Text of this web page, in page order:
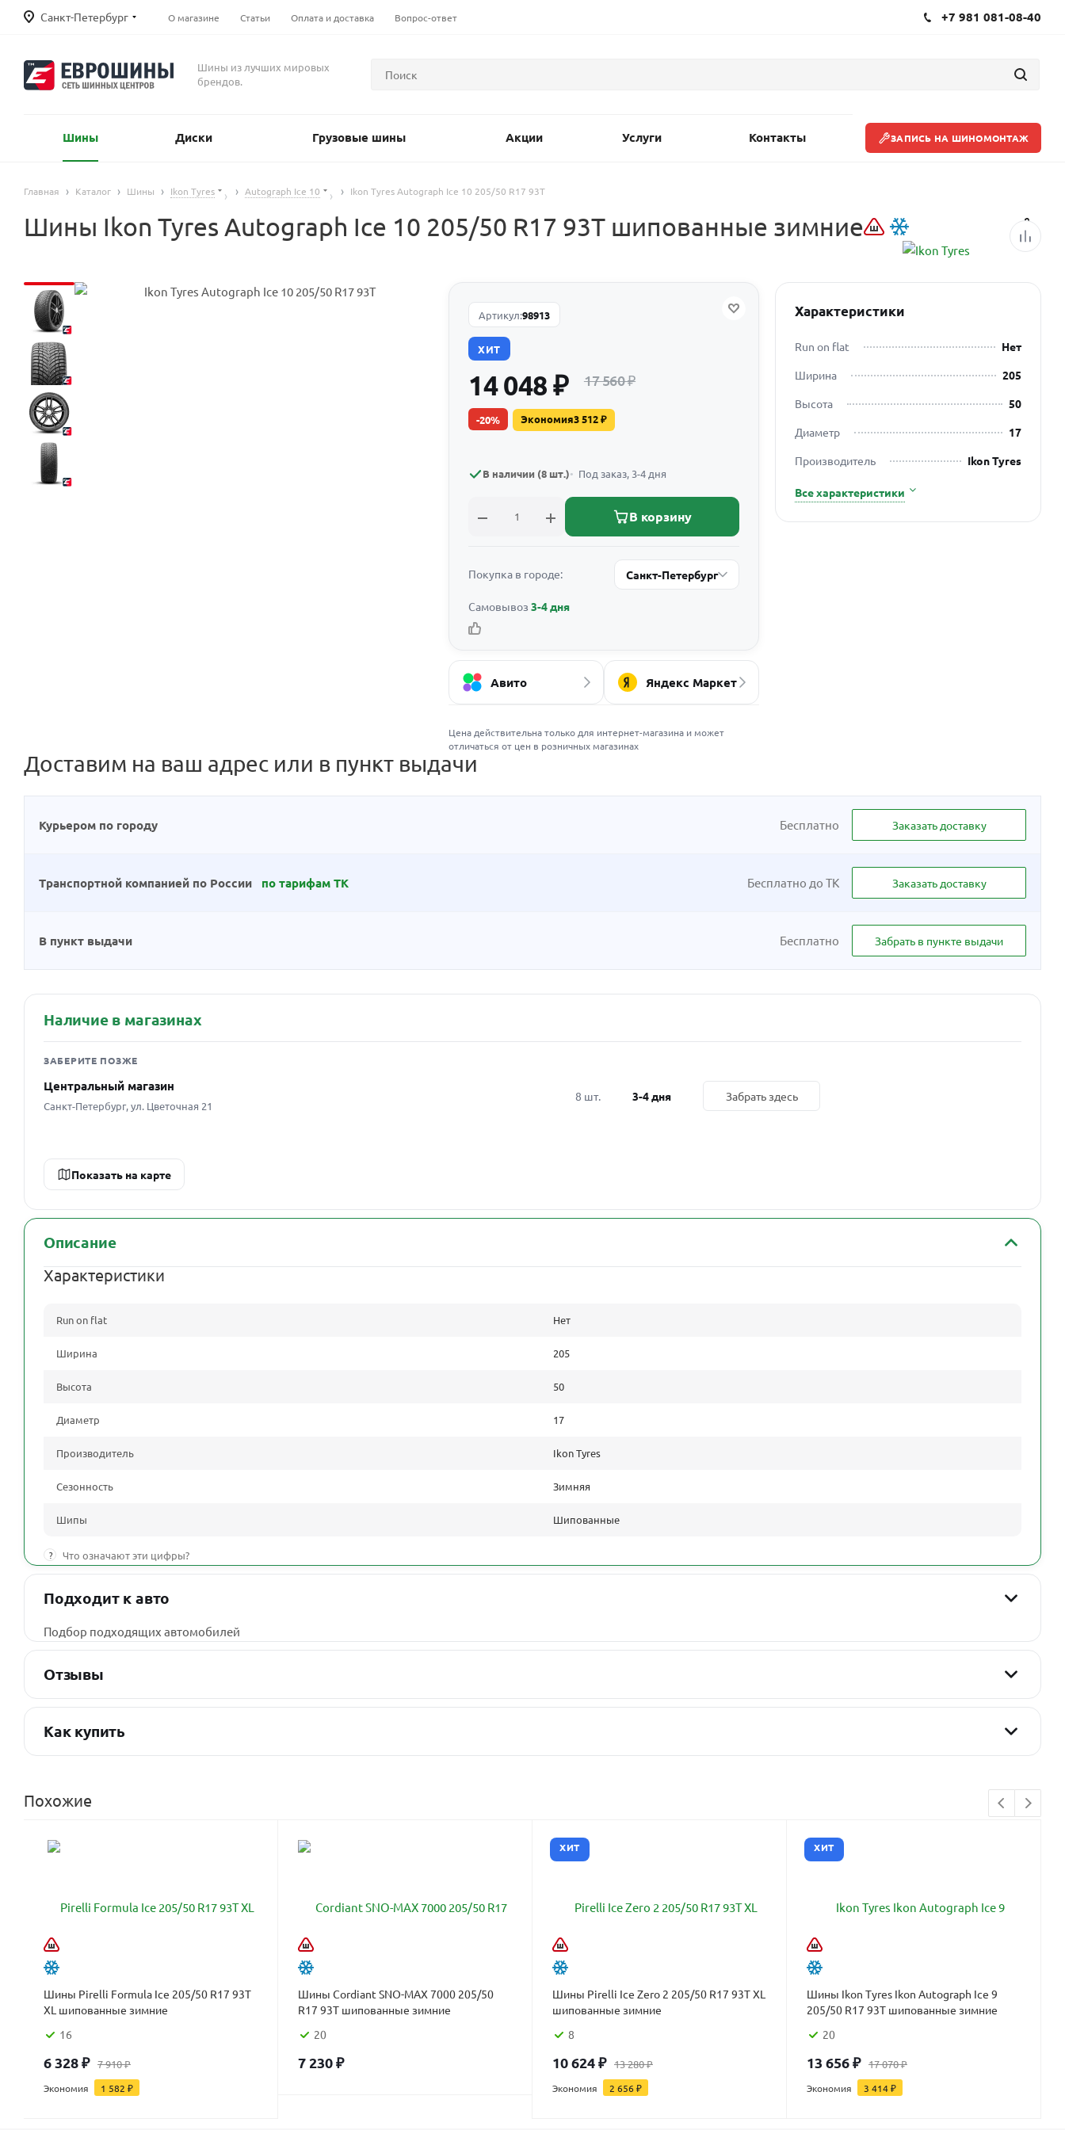
Санкт-Петербург О магазине Статьи Оплата и доставка Вопрос-ответ +7 981 081-08-40
Шины из лучших мировых
брендов.
Шины Диски Грузовые шины Акции Услуги Контакты ЗАПИСЬ НА ШИНОМОНТАЖ
Главная Каталог Шины Ikon Tyres Autograph Ice 10 Ikon Tyres Autograph Ice 10 205/50 R17 93T
Шины Ikon Tyres Autograph Ice 10 205/50 R17 93T шипованные зимние
Артикул:98913
ХИТ
14 048₽ 17 560₽
-20% Экономия3 512₽
В наличии (8 шт.) Под заказ, 3-4 дня
В корзину
Покупка в городе: Санкт-Петербург
Самовывоз3-4 дня
Авито Яндекс Маркет
Цена действительна только для интернет-магазина и может
отличаться от цен в розничных магазинах
Характеристики
Run on flat
Нет
Ширина
205
Высота
50
Диаметр
17
Производитель
Ikon Tyres
Все характеристики
Доставим на ваш адрес или в пункт выдачи
Курьером по городу Бесплатно Заказать доставку
Транспортной компанией по России по тарифам ТК Бесплатно до ТК Заказать доставку
В пункт выдачи Бесплатно Забрать в пункте выдачи
Наличие в магазинах
ЗАБЕРИТЕ ПОЗЖЕ
Центральный магазин
Санкт-Петербург, ул. Цветочная 21
8 шт. 3-4 дня Забрать здесь
Показать на карте
Описание
Характеристики
Run on flat Нет
Ширина 205
Высота 50
Диаметр 17
Производитель Ikon Tyres
Сезонность Зимняя
Шипы Шипованные
? Что означают эти цифры?
Подходит к авто
Подбор подходящих автомобилей
Отзывы
Как купить
Похожие
Шины Pirelli Formula Ice 205/50 R17 93T
XL шипованные зимние
16
6 328₽ 7 910₽
Экономия 1 582 ₽
Шины Cordiant SNO-MAX 7000 205/50
R17 93T шипованные зимние
20
7 230₽
ХИТ
Шины Pirelli Ice Zero 2 205/50 R17 93T XL
шипованные зимние
8
10 624₽ 13 280₽
Экономия 2 656₽
ХИТ
Шины Ikon Tyres Ikon Autograph Ice 9
205/50 R17 93T шипованные зимние
20
13 656₽ 17 070₽
Экономия 3 414₽